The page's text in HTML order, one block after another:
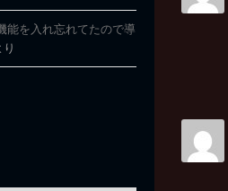
能を入れ忘れてたので導
り